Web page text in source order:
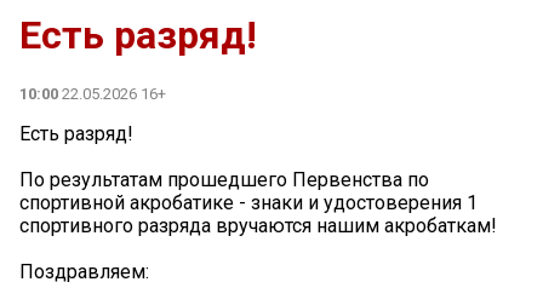
Есть разряд!
10:00 22.05.2026 16+
Есть разряд!
По результатам прошедшего Первенства по
спортивной акробатике - знаки и удостоверения 1
спортивного разряда вручаются нашим акробаткам!
Поздравляем: